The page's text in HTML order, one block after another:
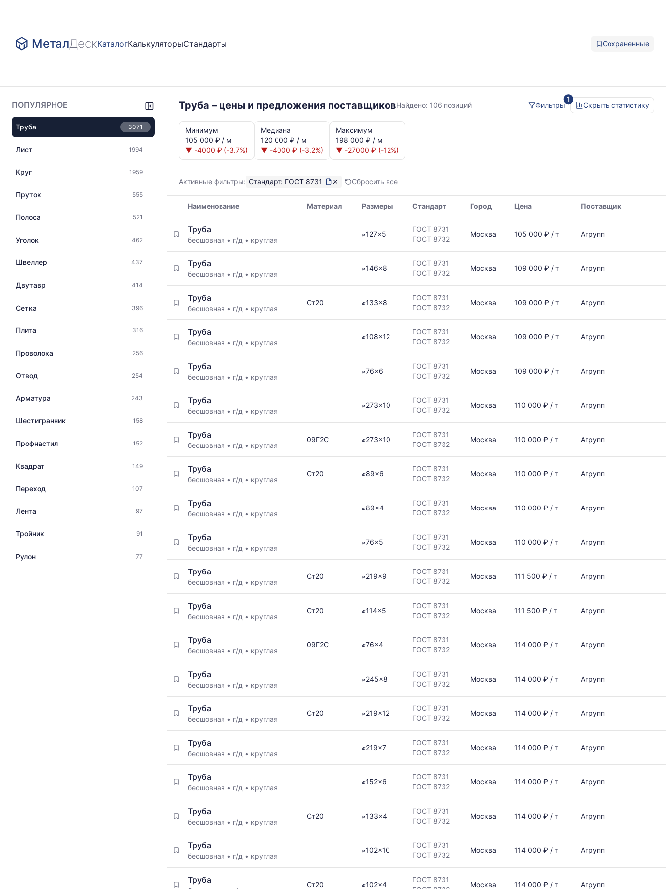
МеталДескКаталогКалькуляторыСтандарты Сохраненные
ПОПУЛЯРНОЕ
Труба 3071
Лист 1994
Круг 1959
Пруток 555
Полоса 521
Уголок 462
Швеллер 437
Двутавр 414
Сетка 396
Плита 316
Проволока 256
Отвод 254
Арматура 243
Шестигранник 158
Профнастил 152
Квадрат 149
Переход 107
Лента 97
Тройник 91
Рулон 77
Труба – цены и предложения поставщиковГОСТ
Найдено: 106 позиций
1
Фильтры
Скрыть статистику
динамика
цен:
Труба
8731
Показаны
минимальная,
медианная
и
максимальная
цена
прайс-
листов
поставщиков
последний
рассчитывается
актуальным
предложениям
и
мере
обновления
прайс-
листов.
Минимум
105 000 ₽ / м
▼ -4000 ₽ (-3.7%)
Медиана
120 000 ₽ / м
▼ -4000 ₽ (-3.2%)
Максимум
198 000 ₽ / м
▼ -27000 ₽ (-12%)
Активные фильтры: Стандарт: ГОСТ 8731 Сбросить все
цен
металлопрокат
указанием
поставщиков
по
запросу
Наименование Материал Размеры Стандарт Город Цена Поставщик
Труба
бесшовная • г/д • круглая
⌀127x5
ГОСТ 8731
ГОСТ 8732
Москва 105 000 ₽ / т Агрупп
Труба
бесшовная • г/д • круглая
⌀146x8
ГОСТ 8731
ГОСТ 8732
Москва 109 000 ₽ / т Агрупп
Труба
бесшовная • г/д • круглая
Ст20 ⌀133x8
ГОСТ 8731
ГОСТ 8732
Москва 109 000 ₽ / т Агрупп
Труба
бесшовная • г/д • круглая
⌀108x12
ГОСТ 8731
ГОСТ 8732
Москва 109 000 ₽ / т Агрупп
Труба
бесшовная • г/д • круглая
⌀76x6
ГОСТ 8731
ГОСТ 8732
Москва 109 000 ₽ / т Агрупп
Труба
бесшовная • г/д • круглая
⌀273x10
ГОСТ 8731
ГОСТ 8732
Москва 110 000 ₽ / т Агрупп
Труба
бесшовная • г/д • круглая
09Г2С ⌀273x10
ГОСТ 8731
ГОСТ 8732
Москва 110 000 ₽ / т Агрупп
Труба
бесшовная • г/д • круглая
Ст20 ⌀89x6
ГОСТ 8731
ГОСТ 8732
Москва 110 000 ₽ / т Агрупп
Труба
бесшовная • г/д • круглая
⌀89x4
ГОСТ 8731
ГОСТ 8732
Москва 110 000 ₽ / т Агрупп
Труба
бесшовная • г/д • круглая
⌀76x5
ГОСТ 8731
ГОСТ 8732
Москва 110 000 ₽ / т Агрупп
Труба
бесшовная • г/д • круглая
Ст20 ⌀219x9
ГОСТ 8731
ГОСТ 8732
Москва 111 500 ₽ / т Агрупп
Труба
бесшовная • г/д • круглая
Ст20 ⌀114x5
ГОСТ 8731
ГОСТ 8732
Москва 111 500 ₽ / т Агрупп
Труба
бесшовная • г/д • круглая
09Г2С ⌀76x4
ГОСТ 8731
ГОСТ 8732
Москва 114 000 ₽ / т Агрупп
Труба
бесшовная • г/д • круглая
⌀245x8
ГОСТ 8731
ГОСТ 8732
Москва 114 000 ₽ / т Агрупп
Труба
бесшовная • г/д • круглая
Ст20 ⌀219x12
ГОСТ 8731
ГОСТ 8732
Москва 114 000 ₽ / т Агрупп
Труба
бесшовная • г/д • круглая
⌀219x7
ГОСТ 8731
ГОСТ 8732
Москва 114 000 ₽ / т Агрупп
Труба
бесшовная • г/д • круглая
⌀152x6
ГОСТ 8731
ГОСТ 8732
Москва 114 000 ₽ / т Агрупп
Труба
бесшовная • г/д • круглая
Ст20 ⌀133x4
ГОСТ 8731
ГОСТ 8732
Москва 114 000 ₽ / т Агрупп
Труба
бесшовная • г/д • круглая
⌀102x10
ГОСТ 8731
ГОСТ 8732
Москва 114 000 ₽ / т Агрупп
Труба Ст20 ⌀102x4
ГОСТ 8731
Москва 114 000 ₽ / т Агрупп